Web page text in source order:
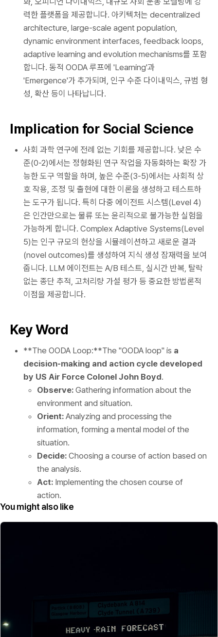
력한 플랫폼을 제공합니다. 아키텍처는 decentralized
architecture, large-scale agent population,
dynamic environment interfaces, feedback loops,
adaptive learning and evolution mechanisms를 포함
합니다. 동적 OODA 루프에 'Learning'과
'Emergence'가 추가되며, 인구 수준 다이내믹스, 규범 형
성, 확산 등이 나타납니다.
Implication for Social Science
사회 과학 연구에 전례 없는 기회를 제공합니다. 낮은 수
준(0-2)에서는 정형화된 연구 작업을 자동화하는 확장 가
능한 도구 역할을 하며, 높은 수준(3-5)에서는 사회적 상
호 작용, 조정 및 출현에 대한 이론을 생성하고 테스트하
는 도구가 됩니다. 특히 다중 에이전트 시스템(Level 4)
은 인간만으로는 물류 또는 윤리적으로 불가능한 실험을
가능하게 합니다. Complex Adaptive Systems(Level
5)는 인구 규모의 현상을 시뮬레이션하고 새로운 결과
(novel outcomes)를 생성하여 지식 생성 잠재력을 보여
줍니다. LLM 에이전트는 A/B 테스트, 실시간 반복, 탈락
없는 종단 추적, 고처리량 가설 평가 등 중요한 방법론적
이점을 제공합니다.
Key Word
**The OODA Loop:**The "OODA loop" is a
decision-making and action cycle developed
by US Air Force Colonel John Boyd.
Observe: Gathering information about the
environment and situation.
Orient: Analyzing and processing the
information, forming a mental model of the
situation.
Decide: Choosing a course of action based on
the analysis.
Act: Implementing the chosen course of
action.
You might also like